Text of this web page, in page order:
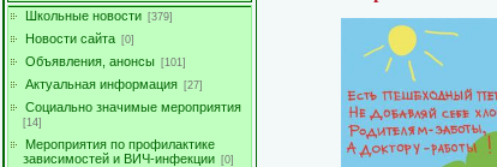
Школьные новости [379]
Новости сайта [0]
Объявления, анонсы [101]
Актуальная информация [27]
Социально значимые мероприятия
[14]
Мероприятия по профилактике
зависимостей и ВИЧ-инфекции [0]